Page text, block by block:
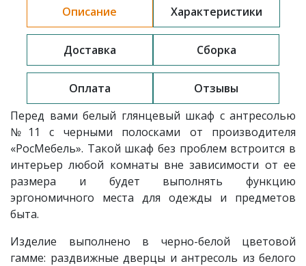
Описание Характеристики
Доставка Сборка
Оплата
Отзывы
Перед вами белый глянцевый шкаф с антресолью
№11 с черными полосками от производителя
«РосМебель». Такой шкаф без проблем встроится в
интерьер любой комнаты вне зависимости от ее
размера и будет выполнять функцию
эргономичного места для одежды и предметов
быта.
Изделие выполнено в черно-белой цветовой
гамме: раздвижные дверцы и антресоль из белого